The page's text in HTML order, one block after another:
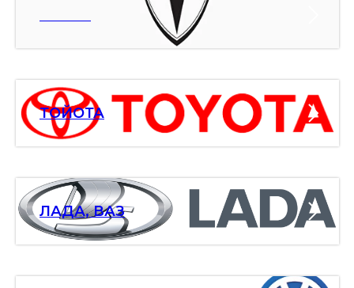
ТОЙОТА
ЛАДА, ВАЗ